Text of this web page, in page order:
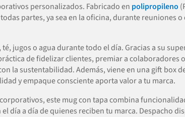
personalizados. Fabricado en polipropileno
partes, ya sea en la oficina, durante reuniones
jugos o agua durante todo el día. Gracias a su
de fidelizar clientes, premiar a colaboradores
la sustentabilidad. Además, viene en una gift box
y empaque consciente aporta valor a tu marca.
este mug con tapa combina
día a día de quienes reciben tu marca. Despacho